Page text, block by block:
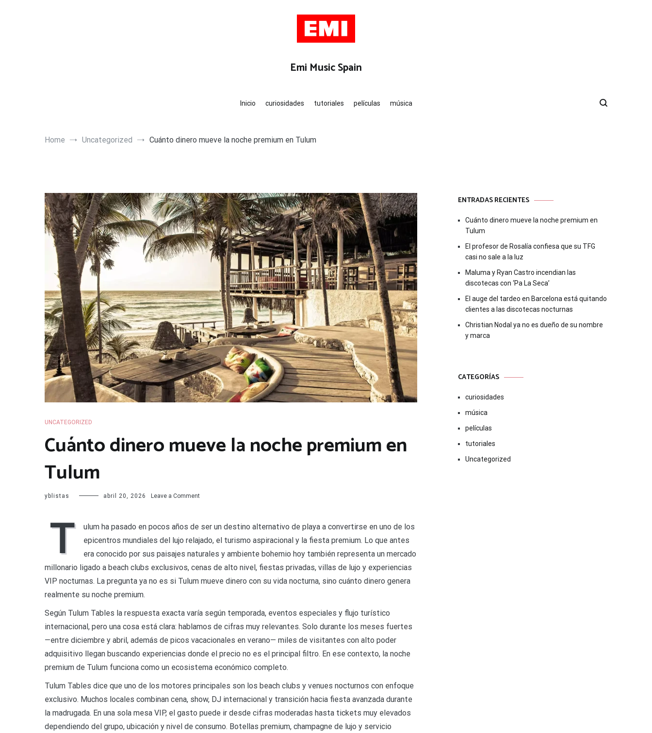
Emi Music Spain
Inicio curiosidades tutoriales películas música
Home Uncategorized Cuánto dinero mueve la noche premium en Tulum
UNCATEGORIZED
Cuánto dinero mueve la noche premium en
Tulum
yblistas abril 20, 2026 Leave a Commenton
noche
premium
Tulum
T
ulum ha pasado en pocos años de ser un destino alternativo de playa a convertirse en uno de los
epicentros mundiales del lujo relajado, el turismo aspiracional y la fiesta premium. Lo que antes
era conocido por sus paisajes naturales y ambiente bohemio hoy también representa un mercado
millonario ligado a beach clubs exclusivos, cenas de alto nivel, fiestas privadas, villas de lujo y experiencias
VIP nocturnas. La pregunta ya no es si Tulum mueve dinero con su vida nocturna, sino cuánto dinero genera
realmente su noche premium.
Según Tulum Tables la respuesta exacta varía según temporada, eventos especiales y flujo turístico
internacional, pero una cosa está clara: hablamos de cifras muy relevantes. Solo durante los meses fuertes
—entre diciembre y abril, además de picos vacacionales en verano— miles de visitantes con alto poder
adquisitivo llegan buscando experiencias donde el precio no es el principal filtro. En ese contexto, la noche
premium de Tulum funciona como un ecosistema económico completo.
Tulum Tables dice que uno de los motores principales son los beach clubs y venues nocturnos con enfoque
exclusivo. Muchos locales combinan cena, show, DJ internacional y transición hacia fiesta avanzada durante
la madrugada. En una sola mesa VIP, el gasto puede ir desde cifras moderadas hasta tickets muy elevados
dependiendo del grupo, ubicación y nivel de consumo. Botellas premium, champagne de lujo y servicio
ENTRADAS RECIENTES
Cuánto dinero mueve la noche premium en
Tulum
El profesor de Rosalía confiesa que su TFG
casi no sale a la luz
Maluma y Ryan Castro incendian las
discotecas con ‘Pa La Seca’
El auge del tardeo en Barcelona está quitando
clientes a las discotecas nocturnas
Christian Nodal ya no es dueño de su nombre
y marca
CATEGORÍAS
curiosidades
música
películas
tutoriales
Uncategorized